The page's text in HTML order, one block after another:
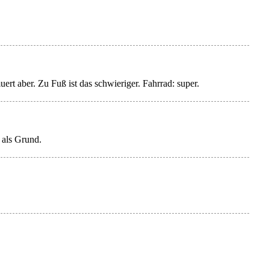
aber. Zu Fuß ist das schwieriger. Fahrrad: super.
Grund.